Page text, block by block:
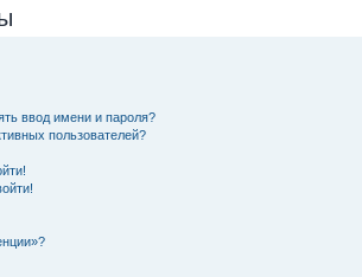
ввод имени и пароля?
пользователей?